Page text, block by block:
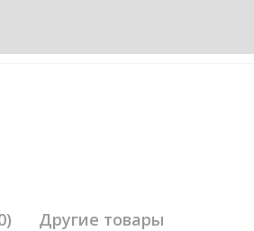
Другие товары